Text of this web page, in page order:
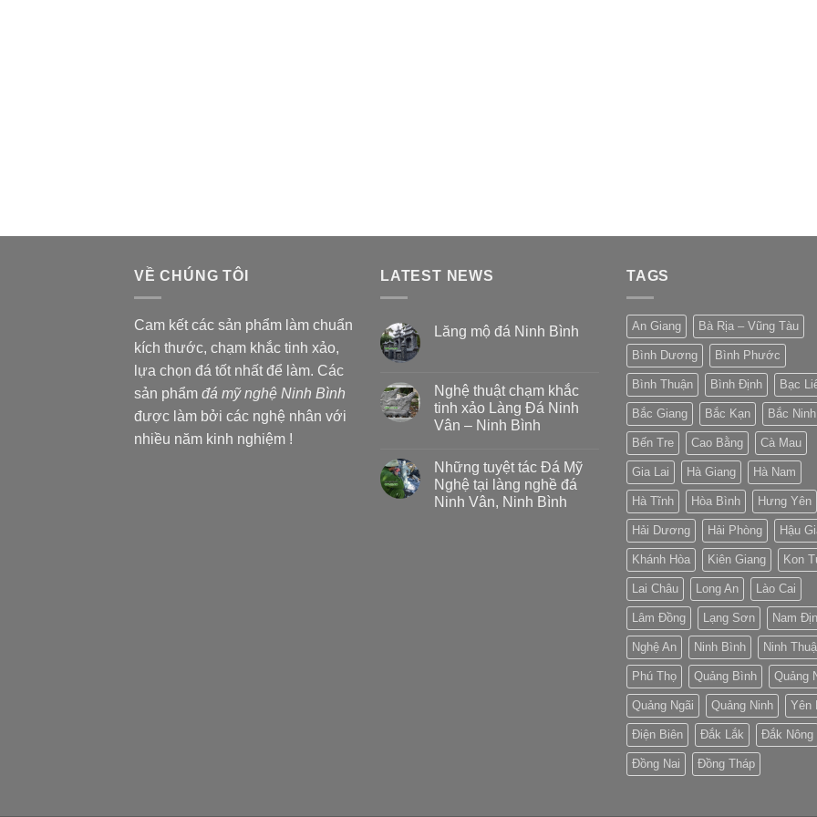
VỀ CHÚNG TÔI
Cam kết các sản phẩm làm chuẩn
kích thước, chạm khắc tinh xảo,
lựa chọn đá tốt nhất để làm. Các
sản phẩm đá mỹ nghệ Ninh Bình
được làm bởi các nghệ nhân với
nhiều năm kinh nghiệm !
LATEST NEWS
Lăng mộ đá Ninh Bình
Nghệ thuật chạm khắc
tinh xảo Làng Đá Ninh
Vân – Ninh Bình
Những tuyệt tác Đá Mỹ
Nghệ tại làng nghề đá
Ninh Vân, Ninh Bình
TAGS
An Giang Bà Rịa – Vũng Tàu
Bình Dương Bình Phước
Bình Thuận Bình Định Bạc
Bắc Giang Bắc Kạn Bắc Ninh
Bến Tre Cao Bằng Cà Mau
Gia Lai Hà Giang Hà Nam
Hà Tĩnh Hòa Bình Hưng Yên
Hải Dương Hải Phòng Hậu
Khánh Hòa Kiên Giang Kon
Lai Châu Long An Lào Cai
Lâm Đồng Lạng Sơn Nam
Nghệ An Ninh Bình Ninh
Phú Thọ Quảng Bình Quảng
Quảng Ngãi Quảng Ninh Yên
Điện Biên Đắk Lắk Đắk Nông
Đồng Nai Đồng Tháp